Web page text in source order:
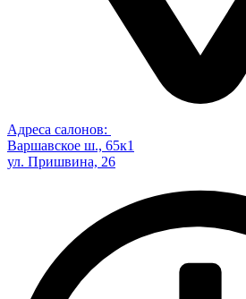
Адреса салонов:
Варшавское ш., 65к1
ул. Пришвина, 26